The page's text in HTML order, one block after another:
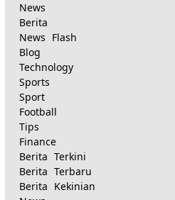
News
Berita
News Flash
Blog
Technology
Sports
Sport
Football
Tips
Finance
Berita Terkini
Berita Terbaru
Berita Kekinian